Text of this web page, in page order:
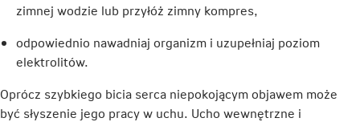
zimnej wodzie lub przyłóż zimny kompres,
odpowiednio nawadniaj organizm i uzupełniaj poziom
elektrolitów.
Oprócz szybkiego bicia serca niepokojącym objawem może
być słyszenie jego pracy w uchu. Ucho wewnętrzne i